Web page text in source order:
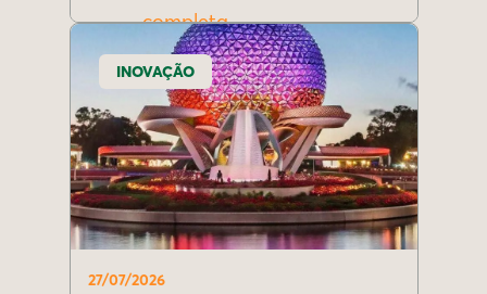
completa
INOVAÇÃO
27/07/2026